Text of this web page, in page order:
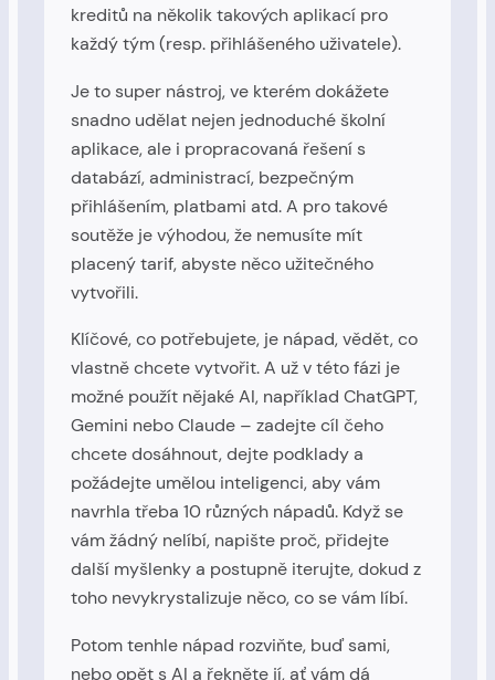
kreditů na několik takových aplikací pro
každý tým (resp. přihlášeného uživatele).
Je to super nástroj, ve kterém dokážete
snadno udělat nejen jednoduché školní
aplikace, ale i propracovaná řešení s
databází, administrací, bezpečným
přihlášením, platbami atd. A pro takové
soutěže je výhodou, že nemusíte mít
placený tarif, abyste něco užitečného
vytvořili.
Klíčové, co potřebujete, je nápad, vědět, co
vlastně chcete vytvořit. A už v této fázi je
možné použít nějaké AI, například ChatGPT,
Gemini nebo Claude – zadejte cíl čeho
chcete dosáhnout, dejte podklady a
požádejte umělou inteligenci, aby vám
navrhla třeba 10 různých nápadů. Když se
vám žádný nelíbí, napište proč, přidejte
další myšlenky a postupně iterujte, dokud z
toho nevykrystalizuje něco, co se vám líbí.
Potom tenhle nápad rozviňte, buď sami,
nebo opět s AI a řekněte jí, ať vám dá